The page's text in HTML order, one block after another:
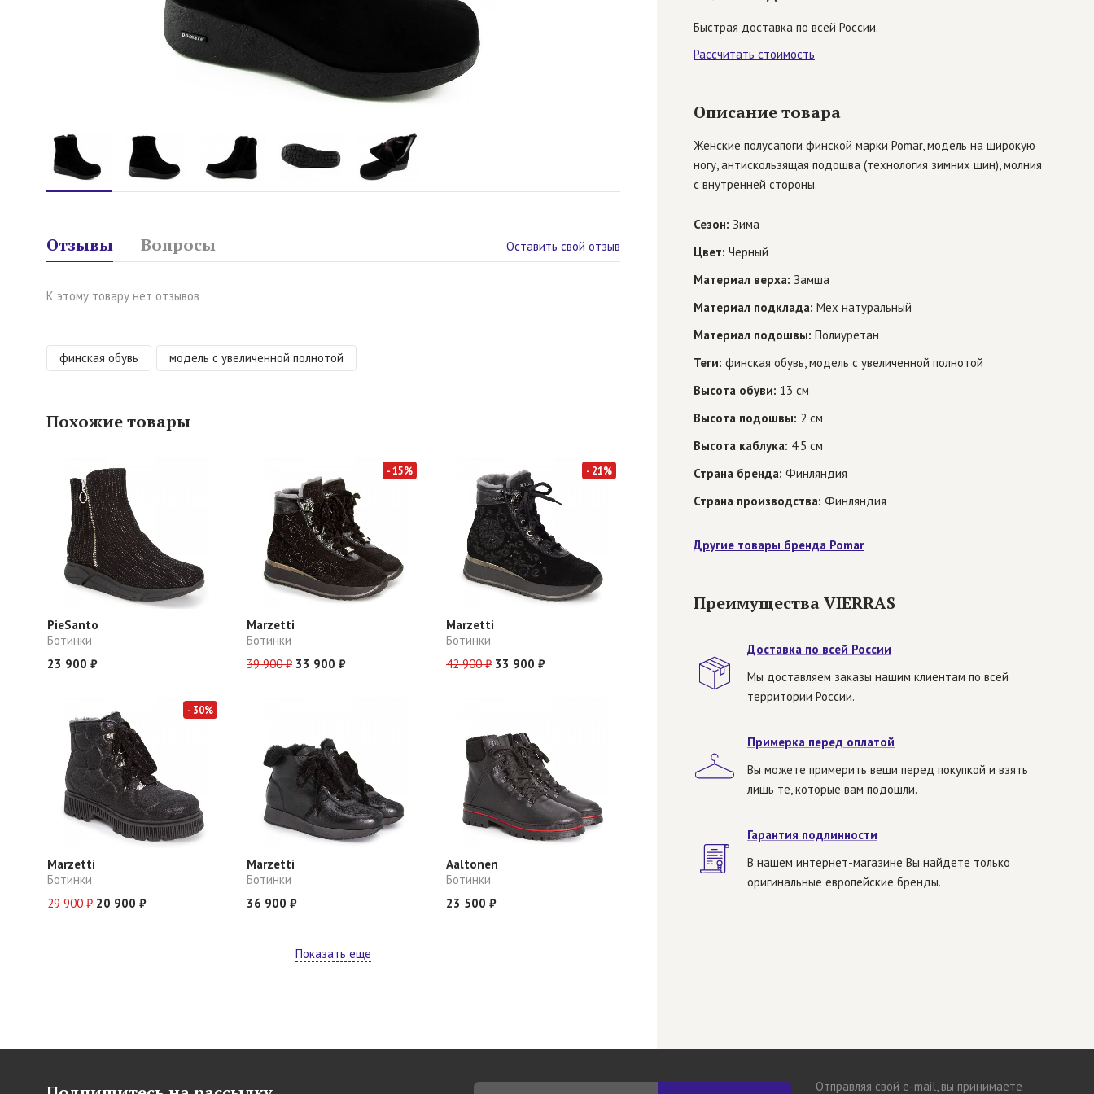
Отзывы Вопросы Оставить свой отзыв
К этому товару нет отзывов
финская обувь модель с увеличенной полнотой
Похожие товары
PieSanto
Ботинки
23 900 ₽
- 15%
Marzetti
Ботинки
39 900 ₽ 33 900 ₽
- 21%
Marzetti
Ботинки
42 900 ₽ 33 900 ₽
- 30%
Marzetti
Ботинки
29 900 ₽ 20 900 ₽
Marzetti
Ботинки
36 900 ₽
Aaltonen
Ботинки
23 500 ₽
Показать еще
Быстрая доставка по всей России.
Рассчитать стоимость
Описание товара
Женские полусапоги финской марки Pomar, модель на широкую
ногу, антискользящая подошва (технология зимних шин), молния
с внутренней стороны.
Сезон: Зима
Цвет: Черный
Материал верха: Замша
Материал подклада: Мех натуральный
Материал подошвы: Полиуретан
Теги: финская обувь, модель с увеличенной полнотой
Высота обуви: 13 см
Высота подошвы: 2 см
Высота каблука: 4.5 см
Страна бренда: Финляндия
Страна производства: Финляндия
Другие товары бренда Pomar
Преимущества VIERRAS
Доставка по всей России
Мы доставляем заказы нашим клиентам по всей
территории России.
Примерка перед оплатой
Вы можете примерить вещи перед покупкой и взять
лишь те, которые вам подошли.
Гарантия подлинности
В нашем интернет-магазине Вы найдете только
оригинальные европейские бренды.
Отправляя свой e-mail, вы принимаете